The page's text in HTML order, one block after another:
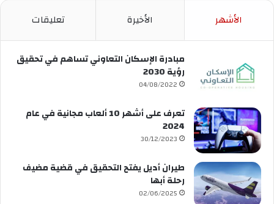
الأشهر الأخيرة تعليقات
مبادرة الإسكان التعاوني تساهم في تحقيق
رؤية 2030
04/08/2022
تعرف على أشهر 10 ألعاب مجانية في عام
2024
30/12/2023
طيران أديل يفتح التحقيق في قضية مضيف
رحلة أبها
02/06/2025